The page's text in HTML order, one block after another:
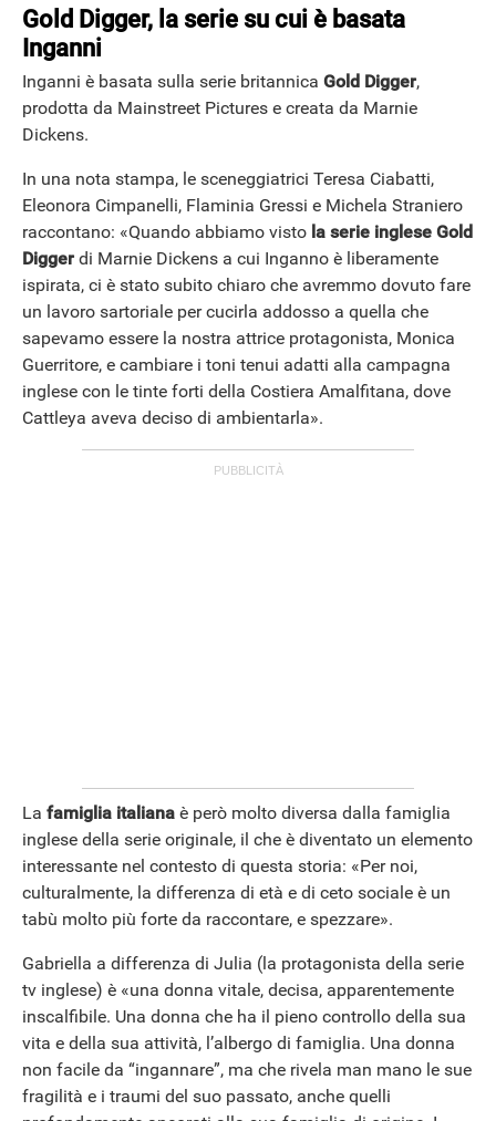
Gold Digger, la serie su cui è basata
Inganni
Inganni è basata sulla serie britannica Gold Digger,
prodotta da Mainstreet Pictures e creata da Marnie
Dickens.
In una nota stampa, le sceneggiatrici Teresa Ciabatti,
Eleonora Cimpanelli, Flaminia Gressi e Michela Straniero
raccontano: «Quando abbiamo visto la serie inglese Gold
Digger di Marnie Dickens a cui Inganno è liberamente
ispirata, ci è stato subito chiaro che avremmo dovuto fare
un lavoro sartoriale per cucirla addosso a quella che
sapevamo essere la nostra attrice protagonista, Monica
Guerritore, e cambiare i toni tenui adatti alla campagna
inglese con le tinte forti della Costiera Amalfitana, dove
Cattleya aveva deciso di ambientarla».
La famiglia italiana è però molto diversa dalla famiglia
inglese della serie originale, il che è diventato un elemento
interessante nel contesto di questa storia: «Per noi,
culturalmente, la differenza di età e di ceto sociale è un
tabù molto più forte da raccontare, e spezzare».
Gabriella a differenza di Julia (la protagonista della serie
tv inglese) è «una donna vitale, decisa, apparentemente
inscalfibile. Una donna che ha il pieno controllo della sua
vita e della sua attività, l’albergo di famiglia. Una donna
non facile da “ingannare”, ma che rivela man mano le sue
fragilità e i traumi del suo passato, anche quelli